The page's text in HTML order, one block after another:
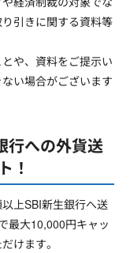
引きに関する資料等
や、資料をご提示い
い場合がございます
行への外貨送
！
上SBI新生銀行へ送
最大10,000円キャッ
けます。